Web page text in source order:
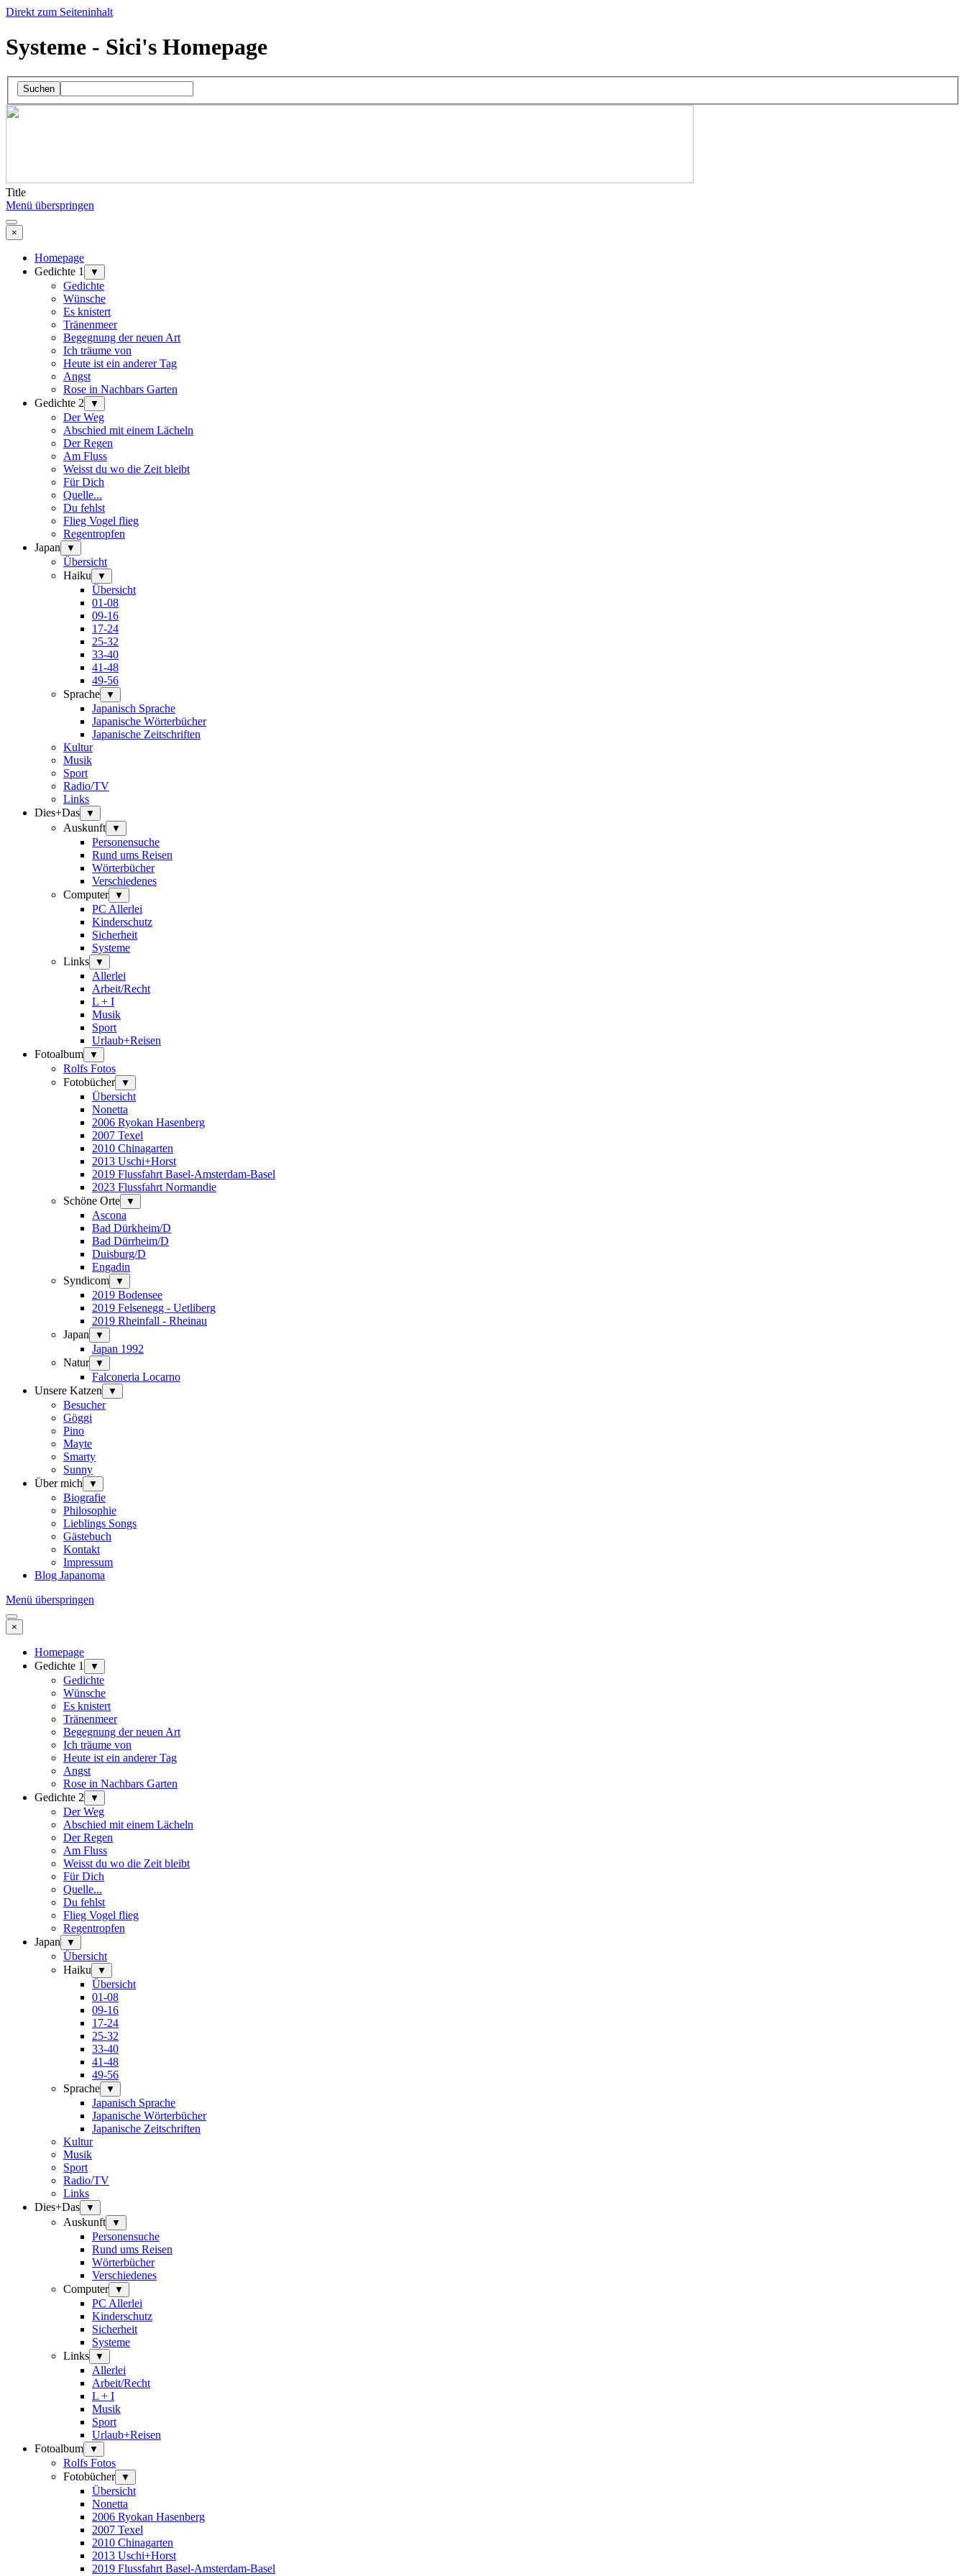
Direkt zum Seiteninhalt
Systeme - Sici's Homepage
Suchen
Title
Menü überspringen
×
Homepage
Gedichte 1
▼
Gedichte
Wünsche
Es knistert
Tränenmeer
Begegnung der neuen Art
Ich träume von
Heute ist ein anderer Tag
Angst
Rose in Nachbars Garten
Gedichte 2
▼
Der Weg
Abschied mit einem Lächeln
Der Regen
Am Fluss
Weisst du wo die Zeit bleibt
Für Dich
Quelle...
Du fehlst
Flieg Vogel flieg
Regentropfen
Japan
▼
Übersicht
Haiku
▼
Übersicht
01-08
09-16
17-24
25-32
33-40
41-48
49-56
Sprache
▼
Japanisch Sprache
Japanische Wörterbücher
Japanische Zeitschriften
Kultur
Musik
Sport
Radio/TV
Links
Dies+Das
▼
Auskunft ▼
Personensuche
Rund ums Reisen
Wörterbücher
Verschiedenes
Computer
▼
PC Allerlei
Kinderschutz
Sicherheit
Systeme
Links
▼
Allerlei
Arbeit/Recht
L + I
Musik
Sport
Urlaub+Reisen
Fotoalbum
▼
Rolfs Fotos
Fotobücher
▼
Übersicht
Nonetta
2006 Ryokan Hasenberg
2007 Texel
2010 Chinagarten
2013 Uschi+Horst
2019 Flussfahrt Basel-Amsterdam-Basel
2023 Flussfahrt Normandie
Schöne Orte
▼
Ascona
Bad Dürkheim/D
Bad Dürrheim/D
Duisburg/D
Engadin
Syndicom
▼
2019 Bodensee
2019 Felsenegg - Uetliberg
2019 Rheinfall - Rheinau
Japan
▼
Japan 1992
Natur
▼
Falconeria Locarno
Unsere Katzen
▼
Besucher
Göggi
Pino
Mayte
Smarty
Sunny
Über mich
▼
Biografie
Philosophie
Lieblings Songs
Gästebuch
Kontakt
Impressum
Blog Japanoma
Menü überspringen
×
Homepage
Gedichte 1
▼
Gedichte
Wünsche
Es knistert
Tränenmeer
Begegnung der neuen Art
Ich träume von
Heute ist ein anderer Tag
Angst
Rose in Nachbars Garten
Gedichte 2
▼
Der Weg
Abschied mit einem Lächeln
Der Regen
Am Fluss
Weisst du wo die Zeit bleibt
Für Dich
Quelle...
Du fehlst
Flieg Vogel flieg
Regentropfen
Japan
▼
Übersicht
Haiku
▼
Übersicht
01-08
09-16
17-24
25-32
33-40
41-48
49-56
Sprache
▼
Japanisch Sprache
Japanische Wörterbücher
Japanische Zeitschriften
Kultur
Musik
Sport
Radio/TV
Links
Dies+Das
▼
Auskunft ▼
Personensuche
Rund ums Reisen
Wörterbücher
Verschiedenes
Computer
▼
PC Allerlei
Kinderschutz
Sicherheit
Systeme
Links
▼
Allerlei
Arbeit/Recht
L + I
Musik
Sport
Urlaub+Reisen
Fotoalbum
▼
Rolfs Fotos
Fotobücher
▼
Übersicht
Nonetta
2006 Ryokan Hasenberg
2007 Texel
2010 Chinagarten
2013 Uschi+Horst
2019 Flussfahrt Basel-Amsterdam-Basel